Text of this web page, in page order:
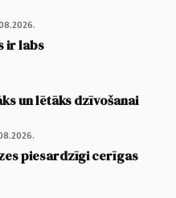
ir labs
un lētāks dzīvošanai
piesardzīgi cerīgas